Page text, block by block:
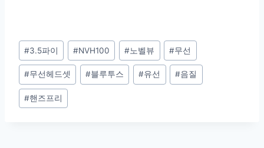
Post
Tags:
#3.5파이 #NVH100 #노벨뷰 #무선
#무선헤드셋 #블루투스 #유선 #음질
#핸즈프리